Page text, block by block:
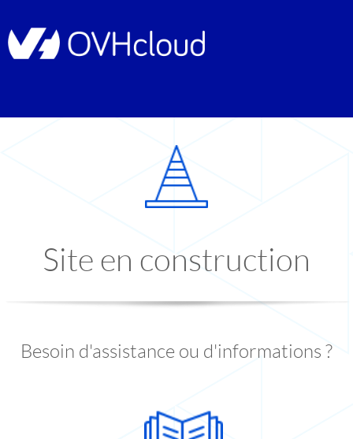
Site en construction
Besoin d'assistance ou d'informations ?